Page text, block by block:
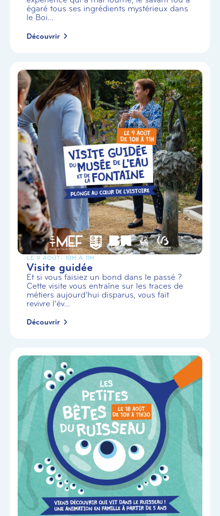
égaré tous ses ingrédients mystérieux dans
le Boi...
Découvrir
LE 9 AOÛT- 10H À 11H
Visite guidée
Et si vous faisiez un bond dans le passé ?
Cette visite vous entraîne sur les traces de
métiers aujourd’hui disparus, vous fait
revivre l’év...
Découvrir